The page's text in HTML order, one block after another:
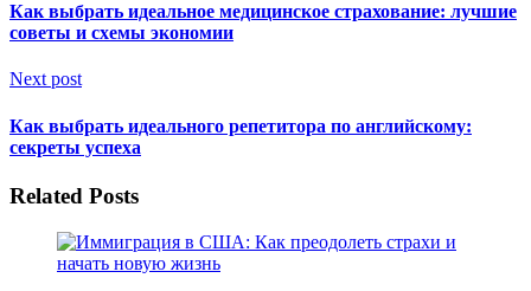
Как выбрать идеальное медицинское страхование: лучшие
советы и схемы экономии
Next post
Как выбрать идеального репетитора по английскому:
секреты успеха
Related Posts